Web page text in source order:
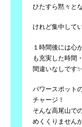
ひたすら黙々と
けれど集中して
１時間後には心
も充実した時間
間違いなしです✨
パワースポット
チャージ！
そんな高尾山で
めくくりません